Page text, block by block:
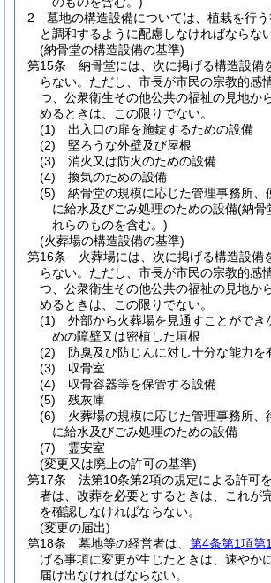
2
墓地の構造設備については、植栽を行
と調和するように配慮しなければならない
(納骨堂の構造設備の基準)
第15条
納骨堂には、次に掲げる構造設備
らない。 ただし、市長が市民の宗教的感
つ、公衆衛生その他公共の福祉の見地か
めるときは、この限りでない。
(1)
出入口の扉を施錠するための設備
(2)
堅ろうな外壁及び屋根
(3)
消火又は防火のための設備
(4)
換気のための設備
(5)
納骨堂の規模に応じた管理事務所、
に給水及びごみ処理のための設備(納骨
れらのものを含む。)
(火葬場の構造設備の基準)
第16条
火葬場には、次に掲げる構造設備
らない。 ただし、市長が市民の宗教的感
つ、公衆衛生その他公共の福祉の見地か
めるときは、この限りでない。
(1)
外部から火葬場を見通すことができ
めの障壁又は密植した垣根
(2)
防臭及び防じんに対し十分な能力を
(3)
収骨室
(4)
収骨容器等を保管する設備
(5)
残灰庫
(6)
火葬場の規模に応じた管理事務所、
に給水及びごみ処理のための設備
(7)
霊安室
(変更又は廃止の許可の基準)
第17条
法第10条第2項の規定による許可
者は、改葬を必要とするときは、これが
を確認しなければならない。
(変更の届出)
第18条
墓地等の経営者は、 第4条第1項第
げる事項に変更が生じたときは、速やか
届け出なければならない。